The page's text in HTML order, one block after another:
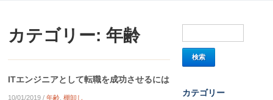
カテゴリー:年齢
ITエンジニアとして転職を成功させるには
10/01/2019 /年齢 ,棚卸し カテゴリー